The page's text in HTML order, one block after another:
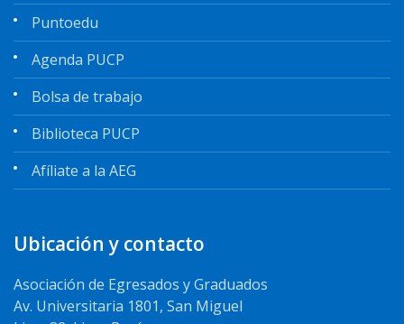
Puntoedu
Agenda PUCP
Bolsa de trabajo
Biblioteca PUCP
Afíliate a la AEG
Ubicación y contacto
Asociación de Egresados y Graduados
Av. Universitaria 1801, San Miguel